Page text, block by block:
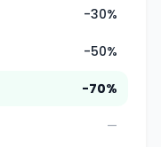
-30%
-50%
-70%
—